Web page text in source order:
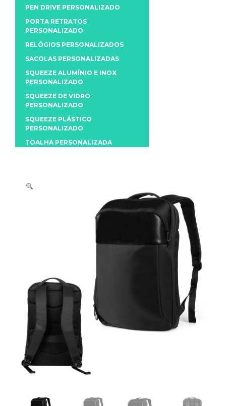
PEN DRIVE PERSONALIZADO
PORTA RETRATOS
PERSONALIZADO
RELÓGIOS PERSONALIZADOS
SACOLAS PERSONALIZADAS
SQUEEZE ALUMÍNIO E INOX
PERSONALIZADO
SQUEEZE DE VIDRO
PERSONALIZADO
SQUEEZE PLÁSTICO
PERSONALIZADO
TOALHA PERSONALIZADA